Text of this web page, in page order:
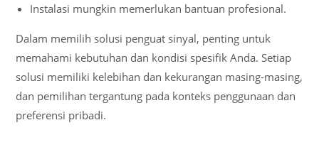
Instalasi mungkin memerlukan bantuan profesional.
Dalam memilih solusi penguat sinyal, penting untuk
memahami kebutuhan dan kondisi spesifik Anda. Setiap
solusi memiliki kelebihan dan kekurangan masing-masing,
dan pemilihan tergantung pada konteks penggunaan dan
preferensi pribadi.